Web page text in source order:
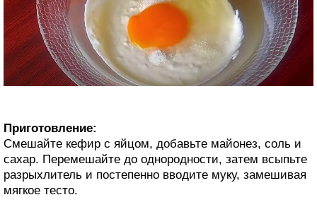
Приготовление:
Смешайте кефир с яйцом, добавьте майонез, соль и
сахар. Перемешайте до однородности, затем всыпьте
разрыхлитель и постепенно вводите муку, замешивая
мягкое тесто.